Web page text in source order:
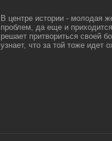
В центре истории - молодая
проблем, да еще и
решает притвориться своей
узнает, что за той тоже идет